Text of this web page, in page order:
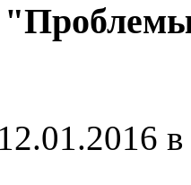
12.01.2016